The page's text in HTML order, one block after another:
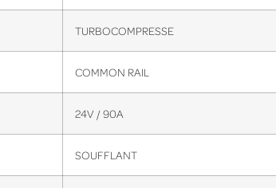
TURBOCOMPRESSE
COMMON RAIL
24V / 90A
SOUFFLANT